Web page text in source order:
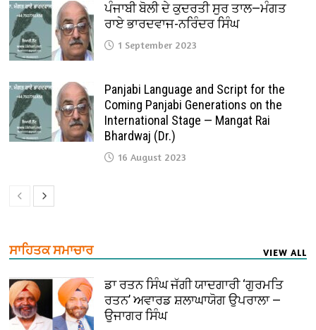
ਪੰਜਾਬੀ ਬੋਲੀ ਦੇ ਕੁਦਰਤੀ ਸੁਰ ਤਾਲ—ਮੰਗਤ
ਰਾਏ ਭਾਰਦਵਾਜ-ਨਰਿੰਦਰ ਸਿੰਘ
1 September 2023
Panjabi Language and Script for the
Coming Panjabi Generations on the
International Stage — Mangat Rai
Bhardwaj (Dr.)
16 August 2023
ਸਾਹਿਤਕ ਸਮਾਚਾਰ VIEW ALL
ਡਾ ਰਤਨ ਸਿੰਘ ਜੱਗੀ ਯਾਦਗਾਰੀ ‘ਗੁਰਮਤਿ
ਰਤਨ’ ਅਵਾਰਡ ਸ਼ਲਾਘਾਯੋਗ ਉਪਰਾਲਾ —
ਉਜਾਗਰ ਸਿੰਘ